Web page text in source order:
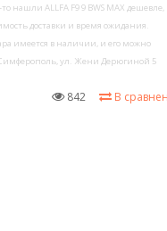
нашли ALLFA F9 9 BWS MAX дешевле,
доставки и время ожидания.
имеется в наличии, и его можно
Симферополь, ул. Жени Дерюгиной 5
В
842